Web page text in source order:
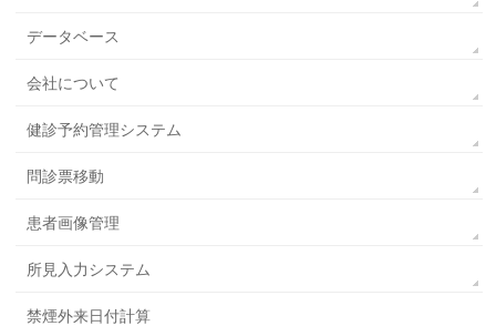
データベース
会社について
健診予約管理システム
問診票移動
患者画像管理
所見入力システム
禁煙外来日付計算